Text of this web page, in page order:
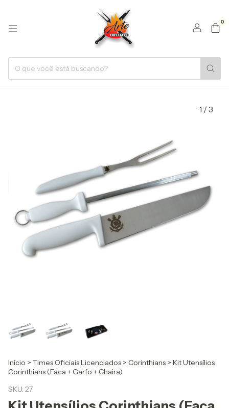
0
1 / 3
Início > Times Oficiais Licenciados > Corinthians > Kit Utensílios
Corinthians (Faca + Garfo + Chaira)
SKU: 27